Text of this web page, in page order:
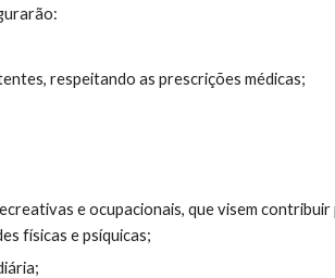
respeitando as prescrições médicas;
e ocupacionais, que visem
físicas e psíquicas;